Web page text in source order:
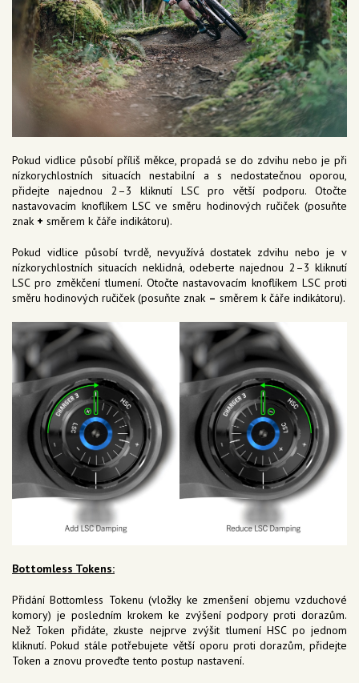
Pokud vidlice působí příliš měkce, propadá se do zdvihu nebo je při
nízkorychlostních situacích nestabilní a s nedostatečnou oporou,
přidejte najednou 2–3 kliknutí LSC pro větší podporu. Otočte
nastavovacím knoflíkem LSC ve směru hodinových ručiček (posuňte
znak + směrem k čáře indikátoru).
Pokud vidlice působí tvrdě, nevyužívá dostatek zdvihu nebo je v
nízkorychlostních situacích neklidná, odeberte najednou 2–3 kliknutí
LSC pro změkčení tlumení. Otočte nastavovacím knoflíkem LSC proti
směru hodinových ručiček (posuňte znak – směrem k čáře indikátoru).
Bottomless Tokens:
Přidání Bottomless Tokenu (vložky ke zmenšení objemu vzduchové
komory) je posledním krokem ke zvýšení podpory proti dorazům.
Než Token přidáte, zkuste nejprve zvýšit tlumení HSC po jednom
kliknutí. Pokud stále potřebujete větší oporu proti dorazům, přidejte
Token a znovu proveďte tento postup nastavení.